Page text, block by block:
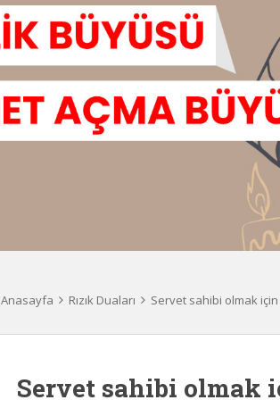
Anasayfa Rızık Duaları Servet sahibi olmak için
Servet sahibi olmak